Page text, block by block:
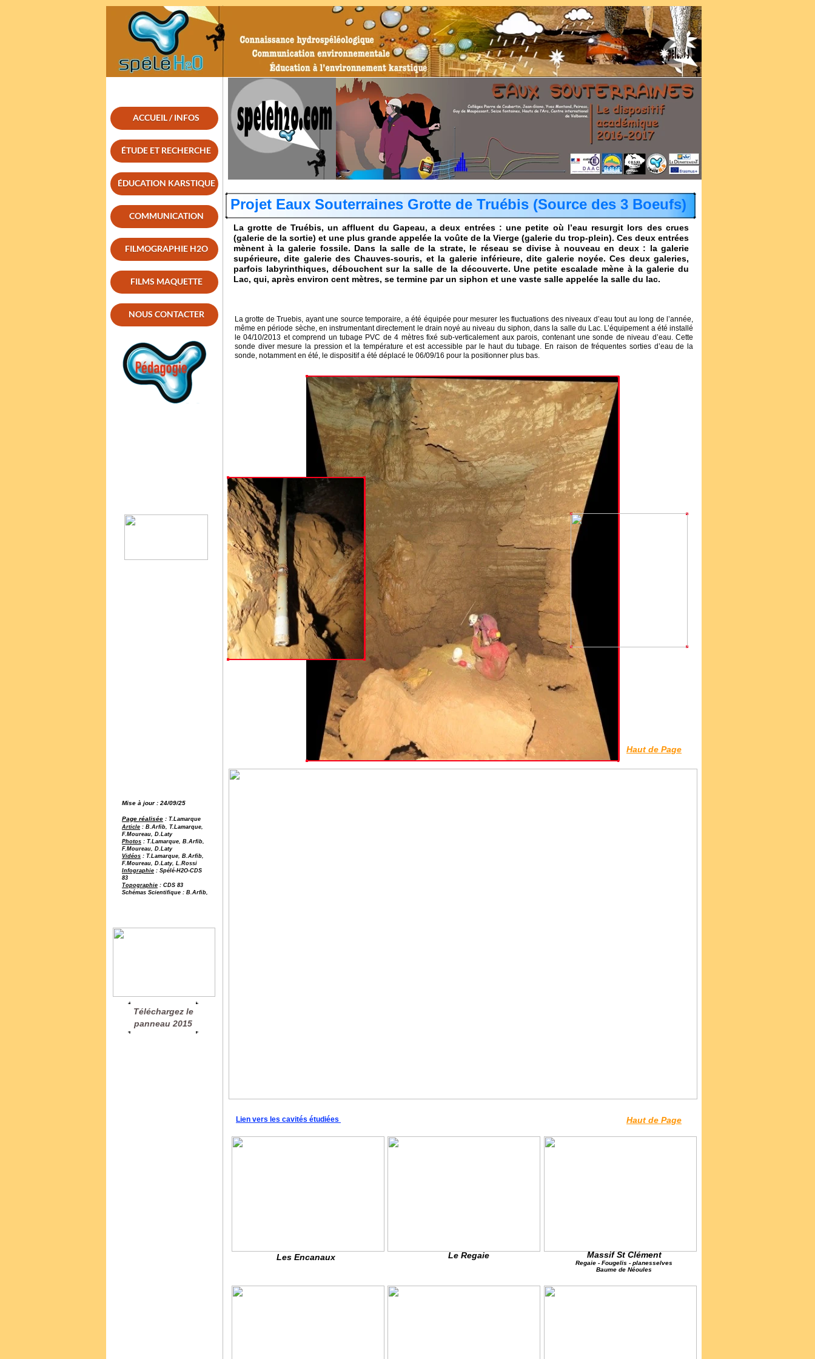
ACCUEIL / INFOS
ÉTUDE ET RECHERCHE
ÉDUCATION KARSTIQUE
COMMUNICATION
FILMOGRAPHIE H2O
FILMS MAQUETTE
NOUS CONTACTER
Projet Eaux Souterraines Grotte de Truébis (Source des 3 Boeufs)
La grotte de Truébis, un affluent du Gapeau, a deux entrées : une petite où l’eau resurgit lors des crues
(galerie de la sortie) et une plus grande appelée la voûte de la Vierge (galerie du trop-plein). Ces deux entrées
mènent à la galerie fossile. Dans la salle de la strate, le réseau se divise à nouveau en deux : la galerie
supérieure, dite galerie des Chauves-souris, et la galerie inférieure, dite galerie noyée. Ces deux galeries,
parfois labyrinthiques, débouchent sur la salle de la découverte. Une petite escalade mène à la galerie du
Lac, qui, après environ cent mètres, se termine par un siphon et une vaste salle appelée la salle du lac.
La grotte de Truebis, ayant une source temporaire, a été équipée pour mesurer les fluctuations des niveaux d’eau tout au long de l’année,
même en période sèche, en instrumentant directement le drain noyé au niveau du siphon, dans la salle du Lac. L’équipement a été installé
le 04/10/2013 et comprend un tubage PVC de 4 mètres fixé sub-verticalement aux parois, contenant une sonde de niveau d’eau. Cette
sonde diver mesure la pression et la température et est accessible par le haut du tubage. En raison de fréquentes sorties d’eau de la
sonde, notamment en été, le dispositif a été déplacé le 06/09/16 pour la positionner plus bas.
Haut de Page
Mise à jour : 24/09/25
Page réalisée : T.Lamarque
Article : B.Arfib, T.Lamarque,
F.Moureau, D.Laty
Photos : T.Lamarque, B.Arfib,
F.Moureau, D.Laty
Vidéos : T.Lamarque, B.Arfib,
F.Moureau, D.Laty, L.Rossi
Infographie : Spélé-H2O-CDS
83
Topographie : CDS 83
Schémas Scientifique : B.Arfib,
Téléchargez le
panneau 2015
Haut de Page
Lien vers les cavités étudiées
Massif St Clément
Regaie - Fougelis - planesselves
Baume de Néoules
Le Regaie
Les Encanaux